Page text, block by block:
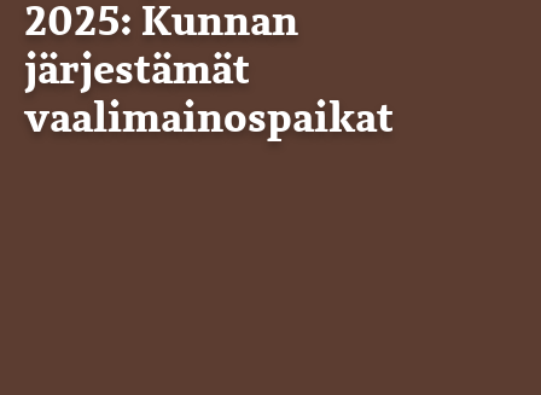
2025: Kunnan
järjestämät
vaalimainospaikat